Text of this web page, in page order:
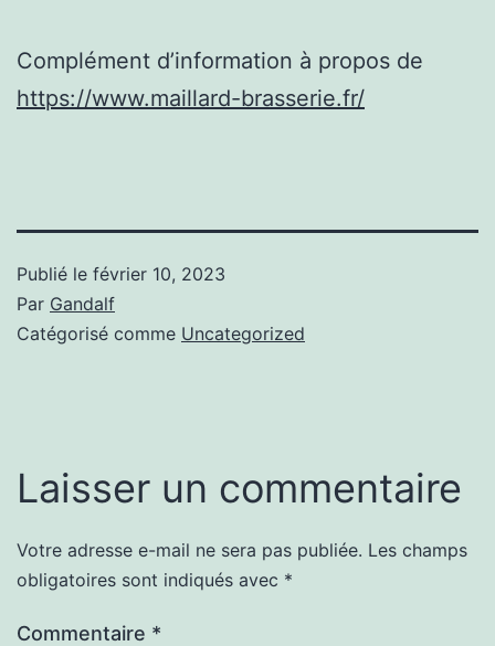
Complément d’information à propos de
https://www.maillard-brasserie.fr/
Publié le février 10, 2023
Par Gandalf
Catégorisé comme Uncategorized
Laisser un commentaire
Votre adresse e-mail ne sera pas publiée. Les champs
obligatoires sont indiqués avec *
Commentaire *